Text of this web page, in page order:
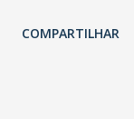
chefe de
COMPARTILHAR